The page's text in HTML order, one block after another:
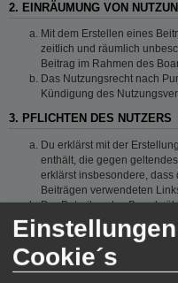
2. EINRÄUMUNG VON
Mit dem Erstellen eines
zeitlich und räumlich
Beitrag im Rahmen des
Das Nutzungsrecht nach
Kündigung des
3. PFLICHTEN DES NUTZERS
Du erklärst mit der
enthält, die gegen
erklärst insbesondere, dass
Beiträgen verwendeten
Der Betreiber des Boards
diese
Regeln kann der Betreiber
dauerhaft von der Nutzung
Hausverbot erteilen.
Cookie´s